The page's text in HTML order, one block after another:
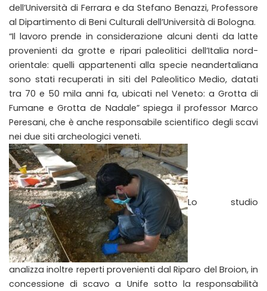
dell’Università di Ferrara e da Stefano Benazzi, Professore
al Dipartimento di Beni Culturali dell’Università di Bologna.
“Il lavoro prende in considerazione alcuni denti da latte
provenienti da grotte e ripari paleolitici dell’Italia nord-
orientale: quelli appartenenti alla specie neandertaliana
sono stati recuperati in siti del Paleolitico Medio, datati
tra 70 e 50 mila anni fa, ubicati nel Veneto: a Grotta di
Fumane e Grotta de Nadale” spiega il professor Marco
Peresani, che è anche responsabile scientifico degli scavi
nei due siti archeologici veneti.
Lo studio
analizza inoltre reperti provenienti dal Riparo del Broion, in
concessione di scavo a Unife sotto la responsabilità